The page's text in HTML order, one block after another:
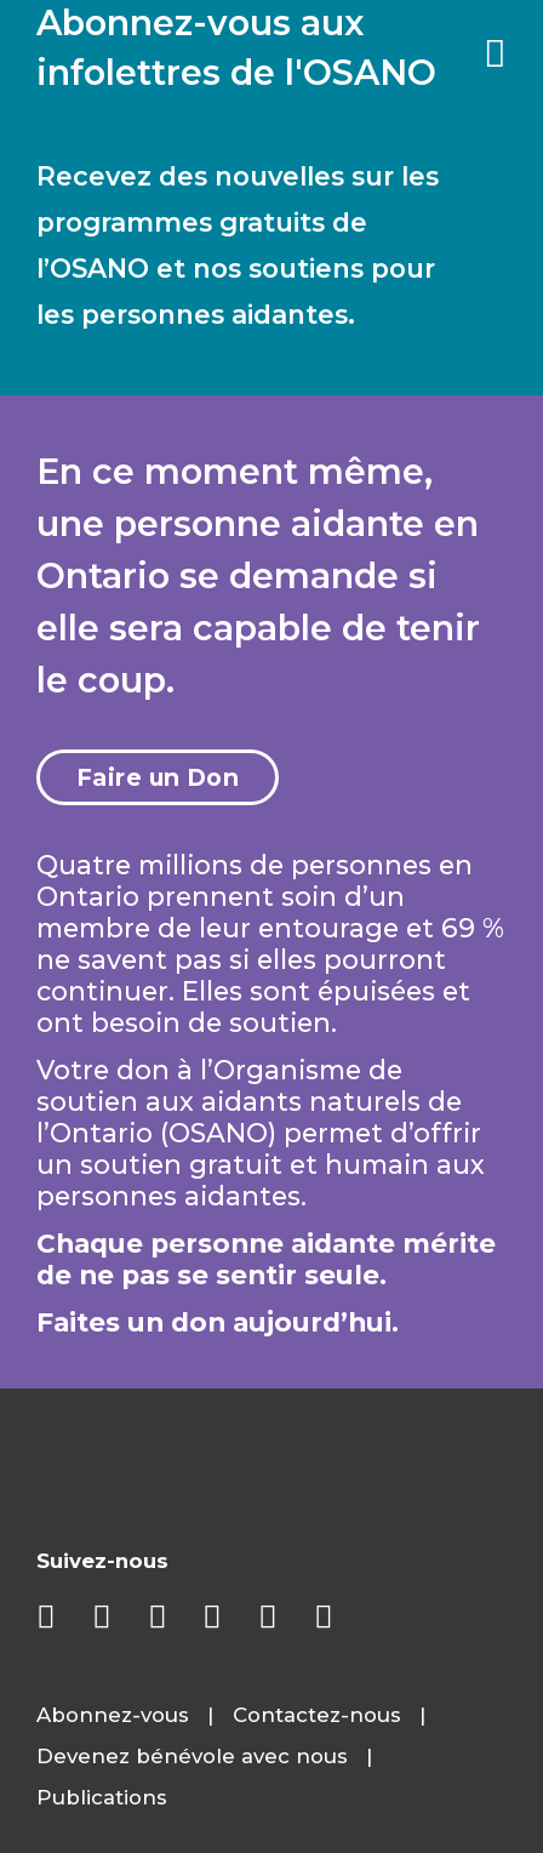
Abonnez-vous aux
infolettres de l'OSANO
Recevez des nouvelles sur les
programmes gratuits de
l’OSANO et nos soutiens pour
les personnes aidantes.
En ce moment même,
une personne aidante en
Ontario se demande si
elle sera capable de tenir
le coup.
Faire un Don
Quatre millions de personnes en
Ontario prennent soin d’un
membre de leur entourage et 69 %
ne savent pas si elles pourront
continuer. Elles sont épuisées et
ont besoin de soutien.
Votre don à l’Organisme de
soutien aux aidants naturels de
l’Ontario (OSANO) permet d’offrir
un soutien gratuit et humain aux
personnes aidantes.
Chaque personne aidante mérite
de ne pas se sentir seule.
Faites un don aujourd’hui.
Abonnez-vous
Contactez-nous
Devenez bénévole avec nous
Publications
Suivez-nous